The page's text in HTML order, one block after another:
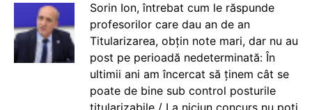
Sorin Ion, întrebat cum le răspunde
profesorilor care dau an de an
Titularizarea, obțin note mari, dar nu au
post pe perioadă nedeterminată: În
ultimii ani am încercat să ținem cât se
poate de bine sub control posturile
titularizabile / La niciun concurs nu poți